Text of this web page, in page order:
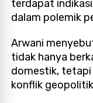
terdapat
dalam polemik
Arwani
tidak hanya
domestik,
konflik